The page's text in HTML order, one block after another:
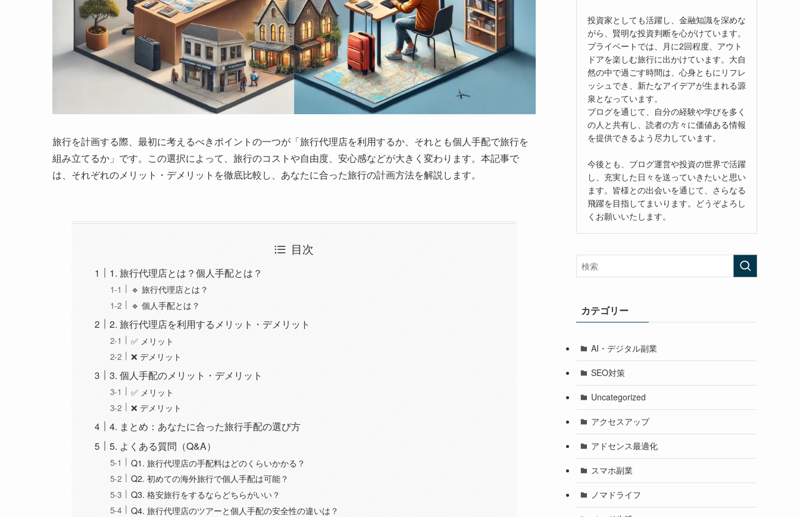
旅行を計画する際、最初に考えるべきポイントの一つが「旅行代理店を利用するか、それとも個人手配で旅行を
組み立てるか」です。この選択によって、旅行のコストや自由度、安心感などが大きく変わります。本記事で
は、それぞれのメリット・デメリットを徹底比較し、あなたに合った旅行の計画方法を解説します。
目次
1. 旅行代理店とは？個人手配とは？
🔹 旅行代理店とは？
🔹 個人手配とは？
2. 旅行代理店を利用するメリット・デメリット
✅ メリット
❌ デメリット
3. 個人手配のメリット・デメリット
✅ メリット
❌ デメリット
4. まとめ：あなたに合った旅行手配の選び方
5. よくある質問（Q&A）
Q1. 旅行代理店の手配料はどのくらいかかる？
Q2. 初めての海外旅行で個人手配は可能？
Q3. 格安旅行をするならどちらがいい？
Q4. 旅行代理店のツアーと個人手配の安全性の違いは？
投資家としても活躍し、金融知識を深めな
がら、賢明な投資判断を心がけています。
プライベートでは、月に2回程度、アウト
ドアを楽しむ旅行に出かけています。大自
然の中で過ごす時間は、心身ともにリフレ
ッシュでき、新たなアイデアが生まれる源
泉となっています。
ブログを通じて、自分の経験や学びを多く
の人と共有し、読者の方々に価値ある情報
を提供できるよう尽力しています。
今後とも、ブログ運営や投資の世界で活躍
し、充実した日々を送っていきたいと思い
ます。皆様との出会いを通じて、さらなる
飛躍を目指してまいります。どうぞよろし
くお願いいたします。
カテゴリー
AI・デジタル副業
SEO対策
Uncategorized
アクセスアップ
アドセンス最適化
スマホ副業
ノマドライフ